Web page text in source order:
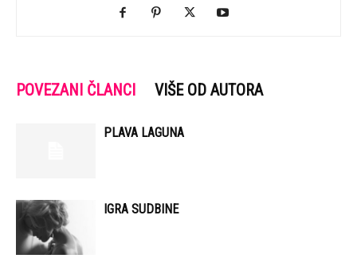
POVEZANI ČLANCI VIŠE OD AUTORA
PLAVA LAGUNA
IGRA SUDBINE